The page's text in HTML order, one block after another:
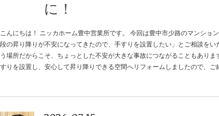
に！
こんにちは！ ニッカホーム豊中営業所です。 今回は豊中市少路のマンショ
段の昇り降りが不安になってきたので、手すりを設置したい」とご相談を
う場所だからこそ、ちょっとした不安が大きな事故につながることもありま
すりを設置し、安心して昇り降りできる空間へリフォームしましたので、ご